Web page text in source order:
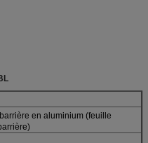
en aluminium (feuille